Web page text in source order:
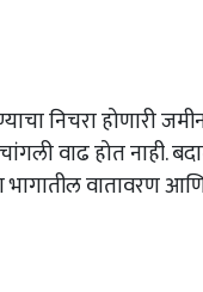
निचरा होणारी
वाढ होत नाही.
वातावरण